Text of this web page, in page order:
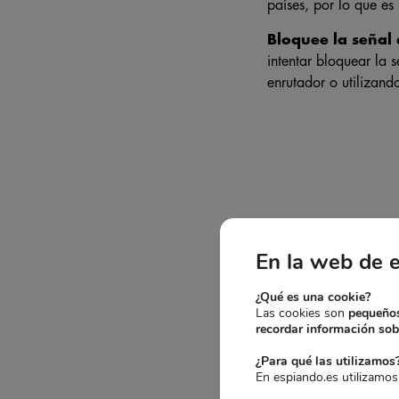
países, por lo que
Bloquee la señal
intentar bloquear la
enrutador o
legalidad antes de
En la web de
¿Qué es una cookie?
Las cookies son
recordar información
¿Para qué las
En espiando.es